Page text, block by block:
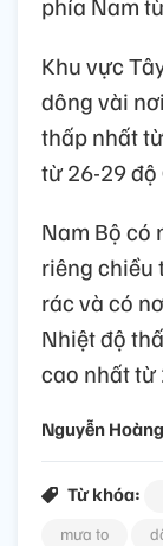
phía Nam
Khu vực
dông vài
thấp nhất
từ 26-29 độ
Nam Bộ có
riêng chiều
rác và có
Nhiệt độ
cao nhất từ
Nguyễn
Từ khóa:
mưa to